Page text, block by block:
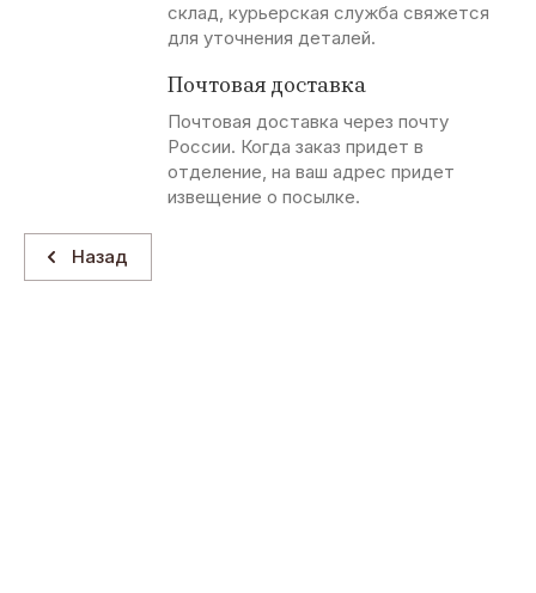
склад, курьерская служба свяжется
для уточнения деталей.
Почтовая доставка
Почтовая доставка через почту
России. Когда заказ придет в
отделение, на ваш адрес придет
извещение о посылке.
Назад